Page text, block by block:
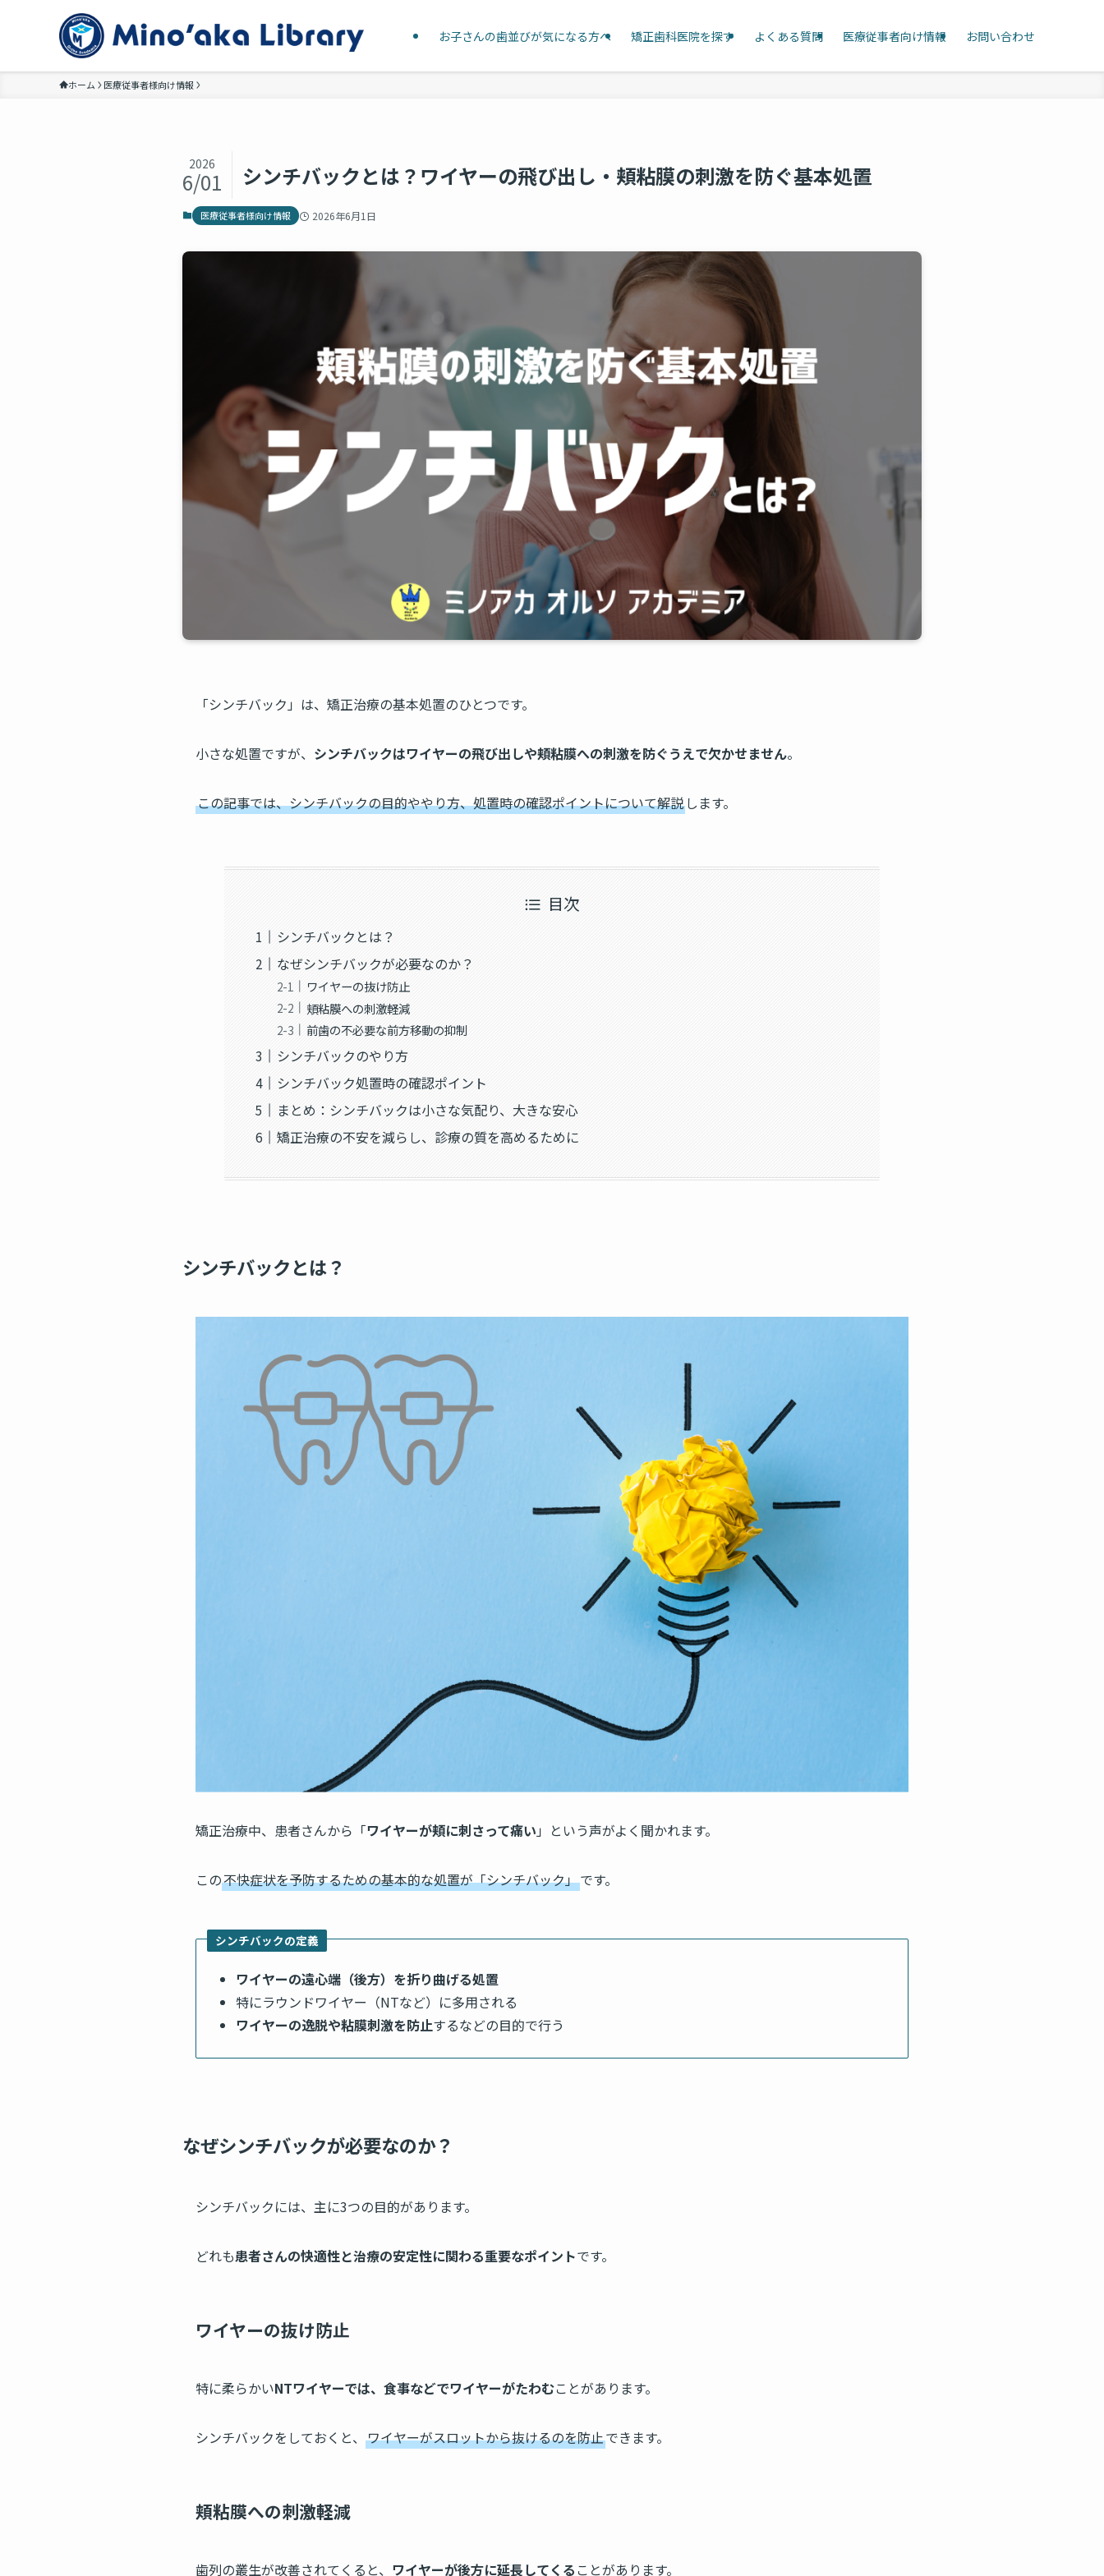
お子さんの歯並びが気になる方へ 矯正歯科医院を探す よくある質問 医療従事者向け情報 お問い合わせ
ホーム 医療従事者様向け情報
シンチバックとは？ワイヤーの飛び出し・頬粘膜の刺激を防ぐ基本処置
2026
6/01
医療従事者様向け情報 2026年6月1日
「シンチバック」は、矯正治療の基本処置のひとつです。
小さな処置ですが、 シンチバックはワイヤーの飛び出しや頬粘膜への刺激を防ぐうえで欠かせません。
この記事では、シンチバックの目的ややり方、処置時の確認ポイントについて解説 します。
目次
シンチバックとは？
なぜシンチバックが必要なのか？
ワイヤーの抜け防止
頬粘膜への刺激軽減
前歯の不必要な前方移動の抑制
シンチバックのやり方
シンチバック処置時の確認ポイント
まとめ：シンチバックは小さな気配り、大きな安心
矯正治療の不安を減らし、診療の質を高めるために
シンチバックとは？
矯正治療中、患者さんから「ワイヤーが頬に刺さって痛い 」という声がよく聞かれます。
この不快症状を予防するための基本的な処置が「シンチバック」です。
シンチバックの定義
ワイヤーの遠心端（後方）を折り曲げる処置
特にラウンドワイヤー（NTなど）に多用される
ワイヤーの逸脱や粘膜刺激を防止するなどの目的で行う
なぜシンチバックが必要なのか？
シンチバックには、主に3つの目的があります。
どれも患者さんの快適性と治療の安定性に関わる重要なポイントです。
ワイヤーの抜け防止
特に柔らかいNTワイヤーでは、食事などでワイヤーがたわむことがあります。
シンチバックをしておくと、 ワイヤーがスロットから抜けるのを防止できます。
頬粘膜への刺激軽減
歯列の叢生が改善されてくると、 ワイヤーが後方に延長してくる ことがあります。